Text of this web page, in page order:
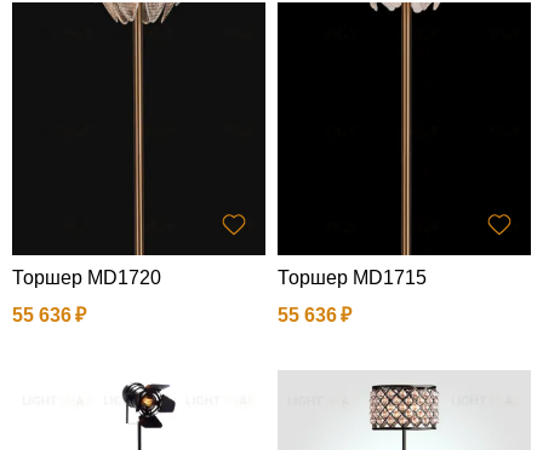
Торшер MD1720
55 636
Торшер MD1715
55 636